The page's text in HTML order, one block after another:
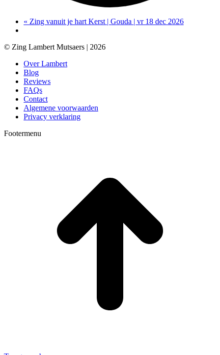
« Zing vanuit je hart Kerst | Gouda | vr 18 dec 2026
© Zing Lambert Mutsaers | 2026
Over Lambert
Blog
Reviews
FAQs
Contact
Algemene voorwaarden
Privacy verklaring
Footermenu